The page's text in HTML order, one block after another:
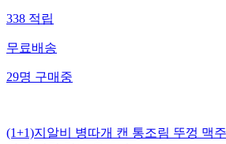
338 적립
무료배송
29명 구매중
(1+1)지알비 병따개 캔 통조림 뚜껑 맥